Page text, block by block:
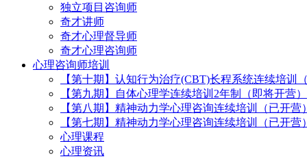
独立项目咨询师
奇才讲师
奇才心理督导师
奇才心理咨询师
心理咨询师培训
【第十期】认知行为治疗(CBT)长程系统连续培训
【第九期】自体心理学连续培训2年制（即将开营）
【第八期】精神动力学心理咨询连续培训（已开营）
【第七期】精神动力学心理咨询连续培训（已开营）
心理课程
心理资讯